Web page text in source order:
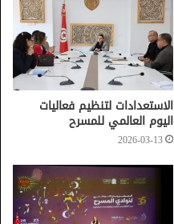
الاستعدادات لتنظيم فعاليات
اليوم العالمي للمسرح
2026-03-13